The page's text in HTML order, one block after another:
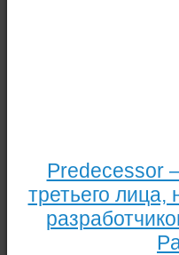
Predecessor
третьего лица,